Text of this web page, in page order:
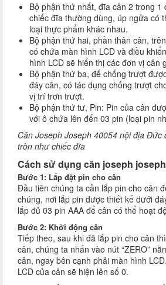
Bộ phận thứ nhất, đĩa cân 2 trong 1
chiếc đĩa thường dùng, úp ngửa có
loại thực phẩm khác nhau.
Bộ phận thứ hai, phần thân cân,
có chứa màn hình LCD và điều
hình LCD sẽ hiển thị các đơn vị cân
Bộ phận thứ ba, đế chống trượt
đáy cân, có tác dụng chống trượt
vị trí trơn trượt.
Bộ phận thứ tư, Pin: Pin của cân
với ô chứa lên đến 03 pin (loại pin
Cân Joseph Joseph 40054 nội địa Đức
tròn như chiếc đĩa
Cách sử dụng cân joseph
Bước 1: Lắp đặt pin cho cân
Đầu tiên chúng ta cần lắp pin cho cân
chúng, nơi lắp pin được thiết kế dưới
lắp đủ 03 pin AAA để cân có thể hoạt
Bước 2: Khởi động cân
Tiếp theo, sau khi đã lắp pin cho cân
cân, chúng ta nhấn vào nút “ZERO”
cân, ngay bên cạnh phải màn hình
LCD của cân sẽ hiện lên số 0.